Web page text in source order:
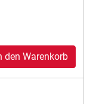
den Warenkorb